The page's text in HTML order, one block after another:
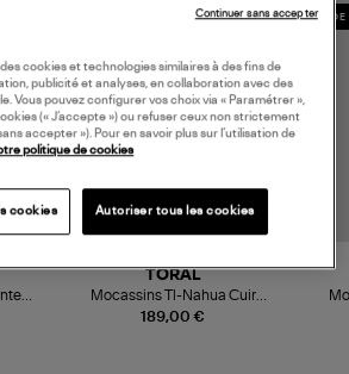
189,00 €
TORAL
Mocassins Tl-Nahua Cuir
Berceo
MADE
cookies et technologies similaires à des fins de
publicité et analyses, en collaboration avec des
Vous pouvez configurer vos choix via « Paramétrer »,
(« J’accepte ») ou refuser ceux non strictement
accepter »). Pour en savoir plus sur l’utilisation de
politique de cookies
cookies Autoriser tous les cookies
Continuer sans accepter